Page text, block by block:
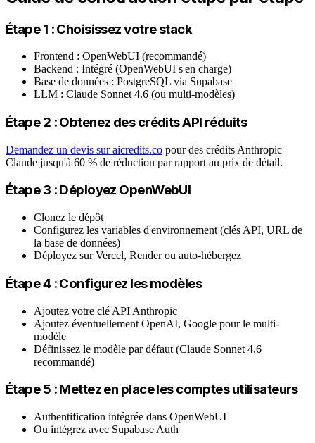
Étape 1 : Choisissez votre stack
Frontend : OpenWebUI (recommandé)
Backend : Intégré (OpenWebUI s'en charge)
Base de données : PostgreSQL via Supabase
LLM : Claude Sonnet 4.6 (ou multi-modèles)
Étape 2 : Obtenez des crédits API réduits
Demandez un devis sur aicredits.co pour des crédits Anthropic
Claude jusqu'à 60 % de réduction par rapport au prix de détail.
Étape 3 : Déployez OpenWebUI
Clonez le dépôt
Configurez les variables d'environnement (clés API, URL de
la base de données)
Déployez sur Vercel, Render ou auto-hébergez
Étape 4 : Configurez les modèles
Ajoutez votre clé API Anthropic
Ajoutez éventuellement OpenAI, Google pour le multi-
modèle
Définissez le modèle par défaut (Claude Sonnet 4.6
recommandé)
Étape 5 : Mettez en place les comptes utilisateurs
Authentification intégrée dans OpenWebUI
Ou intégrez avec Supabase Auth